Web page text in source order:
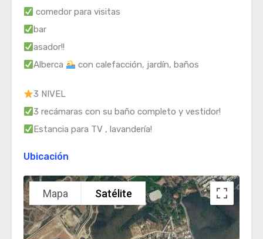
comedor para visitas
bar
asador!!
Alberca
con calefacción, jardín, baños
3 NIVEL
3 recámaras con su baño completo y vestidor!
Estancia para TV , lavandería!
Ubicación
Mapa Satélite